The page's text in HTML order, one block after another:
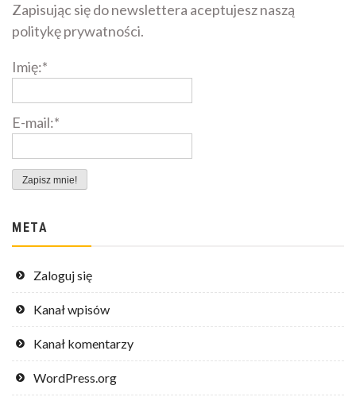
Zapisując się do newslettera aceptujesz naszą
politykę prywatności.
Imię:*
E-mail:*
META
Zaloguj się
Kanał wpisów
Kanał komentarzy
WordPress.org